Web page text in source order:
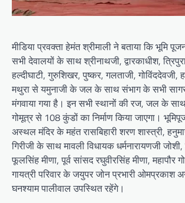
मीडिया प्रवक्ता हेमंत श्रीमाली ने बताया कि भूमि
सभी देवालयों के साथ श्रीनाथजी, द्वारकाधीश,
हल्दीघाटी, गुरुशिखर, पुष्कर, गलताजी, गोविंददेवजी,
मथुरा से यमुनाजी के जल के साथ संभाग के सभी
मंगवाया गया है। इन सभी स्थानों की रज, जल के
गोमूत्र से 108 कुंडों का निर्माण किया जाएगा।
अस्थल मंदिर के महंत रासबिहारी शरण शास्त्री,
गिरीजी के साथ मावली विधायक धर्मनारायणजी
फूलसिंह मीणा, पूर्व सांसद रघुवीरसिंह मीणा, महापौर
गायत्री परिवार के जयुपर जोन प्रभारी ओमप्रकाश
घनश्याम पालीवाल उपस्थित रहेंगे।